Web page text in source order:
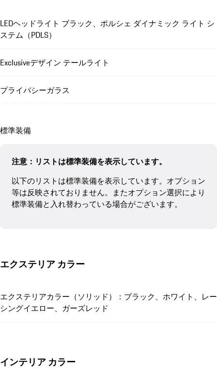
LEDヘッドライト ブラック、ポルシェ ダイナミック ライト シ
ステム（PDLS）
Exclusiveデザイン テールライト
プライバシーガラス
標準装備
注意：リストは標準装備を表示しています。
以下のリストは標準装備を表示しています。オプション
等は反映されておりません。またオプション選択により
標準装備と入れ替わっている場合がございます。
エクステリア カラー
エクステリアカラー（ソリッド）：ブラック、ホワイト、レー
シングイエロー、ガーズレッド
インテリア カラー